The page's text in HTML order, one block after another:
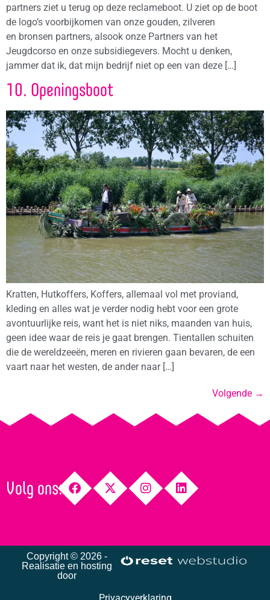
partners ziet u terug op deze reclameboot. U ziet op de boot
de logo’s voorbijkomen van onze gouden, zilveren
en bronsen partners, alsook onze Partners van het
Jeugdcorso en onze subsidiegevers. Mocht u denken,
jammer dat ik, dat mijn bedrijf niet op een van deze […]
10. Openingsboot
Kratten, Hutkoffers, Koffers, allemaal vol met proviand,
kleding en alles wat je verder nodig hebt voor een grote
avontuurlijke reis, want het is niet niks, maanden van huis,
geen idee waar de reis je gaat brengen. Tientallen schuiten
die de wereldzeeën, meren en rivieren gaan bevaren, de een
vaart naar het westen, de ander naar […]
Volgende →
Volg ons:
Copyright © 2026 -
Realisatie en hosting
door